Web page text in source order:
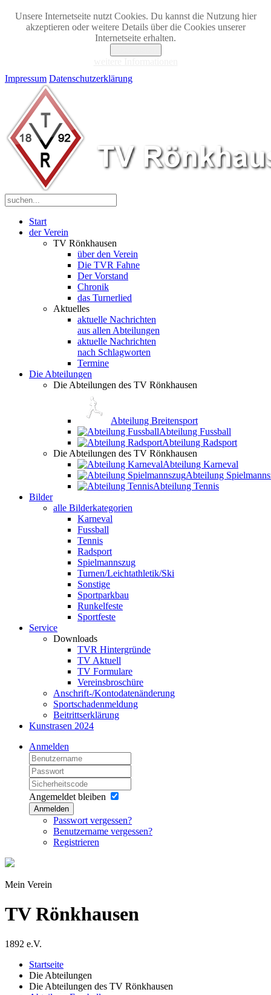
Unsere Internetseite nutzt Cookies. Du kannst die Nutzung hier
akzeptieren oder weitere Details über die Cookies unserer
Internetseite erhalten.
Impressum Datenschutzerklärung
Start
der Verein
TV Rönkhausen
über den Verein
Die TVR Fahne
Der Vorstand
Chronik
das Turnerlied
Aktuelles
aktuelle Nachrichten
aus allen Abteilungen
aktuelle Nachrichten
nach Schlagworten
Termine
Die Abteilungen
Die Abteilungen des TV Rönkhausen
Abteilung Breitensport
Abteilung Fussball
Abteilung Radsport
Die Abteilungen des TV Rönkhausen
Abteilung Karneval
Abteilung
Abteilung Tennis
Bilder
alle Bilderkategorien
Karneval
Fussball
Tennis
Radsport
Spielmannszug
Turnen/Leichtathletik/Ski
Sonstige
Sportparkbau
Runkelfeste
Sportfeste
Service
Downloads
TVR Hintergründe
TV Aktuell
TV Formulare
Vereinsbroschüre
Anschrift-/Kontodatenänderung
Sportschadenmeldung
Beitrittserklärung
Kunstrasen 2024
Anmelden
Angemeldet bleiben
Anmelden
Passwort vergessen?
Benutzername vergessen?
Registrieren
Mein Verein
TV Rönkhausen
1892 e.V.
Startseite
Die Abteilungen
Die Abteilungen des TV Rönkhausen